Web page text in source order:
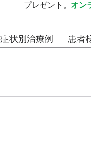
プレゼント。 オン
症状別治療例 患者